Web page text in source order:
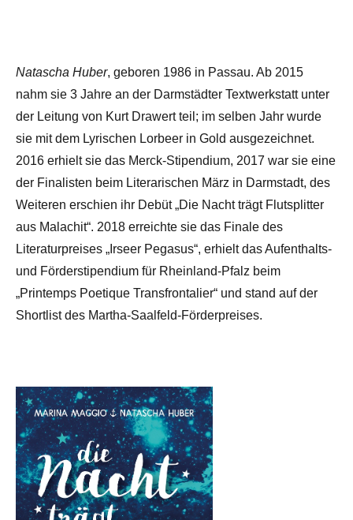
Natascha Huber, geboren 1986 in Passau. Ab 2015
nahm sie 3 Jahre an der Darmstädter Textwerkstatt unter
der Leitung von Kurt Drawert teil; im selben Jahr wurde
sie mit dem Lyrischen Lorbeer in Gold ausgezeichnet.
2016 erhielt sie das Merck-Stipendium, 2017 war sie eine
der Finalisten beim Literarischen März in Darmstadt, des
Weiteren erschien ihr Debüt „Die Nacht trägt Flutsplitter
aus Malachit“. 2018 erreichte sie das Finale des
Literaturpreises „Irseer Pegasus“, erhielt das Aufenthalts-
und Förderstipendium für Rheinland-Pfalz beim
„Printemps Poetique Transfrontalier“ und stand auf der
Shortlist des Martha-Saalfeld-Förderpreises.